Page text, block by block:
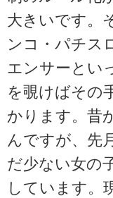
大きいです。
ンコ・パチス
エンサーとい
を覗けばその
かります。昔
んですが、先
だ少ない女の
しています。